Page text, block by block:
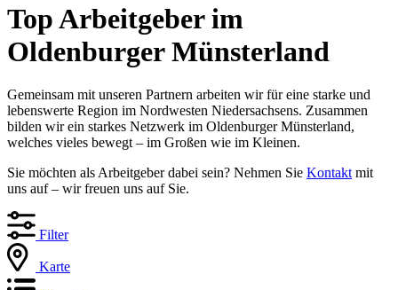
Top Arbeitgeber im
Oldenburger Münsterland
Gemeinsam mit unseren Partnern arbeiten wir für eine starke und
lebenswerte Region im Nordwesten Niedersachsens. Zusammen
bilden wir ein starkes Netzwerk im Oldenburger Münsterland,
welches vieles bewegt – im Großen wie im Kleinen.
Sie möchten als Arbeitgeber dabei sein? Nehmen Sie Kontakt mit
uns auf – wir freuen uns auf Sie.
Filter
Karte